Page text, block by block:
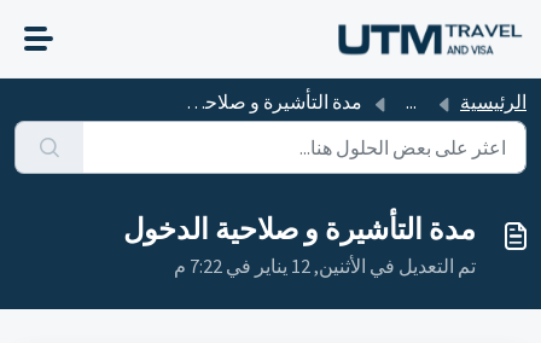
الرئيسية ... مدة التأشيرة و صلاحية الدخول
مدة التأشيرة و صلاحية الدخول
تم التعديل في الأثنين, 12 يناير في 7:22 م